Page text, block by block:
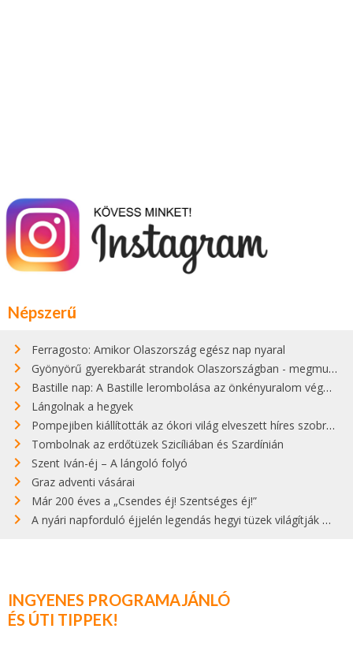
Népszerű
Ferragosto: Amikor Olaszország egész nap nyaral
Gyönyörű gyerekbarát strandok Olaszországban - megmutatjuk a 15 legjobbat
Bastille nap: A Bastille lerombolása az önkényuralom végét jelentette
Lángolnak a hegyek
Pompejiben kiállították az ókori világ elveszett híres szobrának másolatát
Tombolnak az erdőtüzek Szicíliában és Szardínián
Szent Iván-éj – A lángoló folyó
Graz adventi vásárai
Már 200 éves a „Csendes éj! Szentséges éj!”
A nyári napforduló éjjelén legendás hegyi tüzek világítják meg Zugspitzét
INGYENES PROGRAMAJÁNLÓ
ÉS ÚTI TIPPEK!